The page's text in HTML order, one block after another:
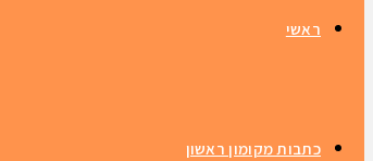
ראשי
כתבות מקומון ראשון